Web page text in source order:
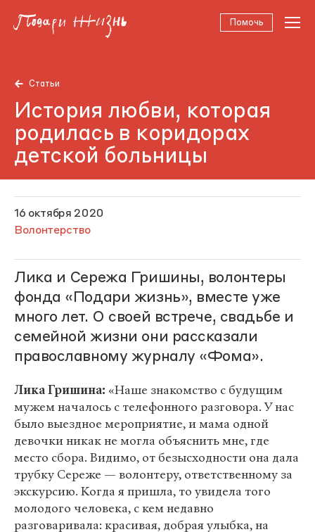
Помочь
Статьи
История любви, которая
родилась в коридорах
детской больницы
16 октября 2020
Волонтерство
Лика и Сережа Гришины, волонтеры
фонда «Подари жизнь», вместе уже
много лет. О своей встрече, свадьбе и
семейной жизни они рассказали
православному журналу «Фома».
Лика Гришина: «Наше знакомство с будущим
мужем началось с телефонного разговора. У нас
было выездное мероприятие, и мама одной
девочки никак не могла объяснить мне, где
место сбора. Видимо, от безысходности она дала
трубку Сереже — волонтеру, ответственному за
экскурсию. Когда я пришла, то увидела того
молодого человека, с кем недавно
разговаривала: красивая, добрая улыбка, на